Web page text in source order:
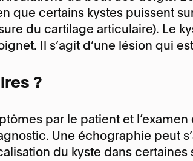
Maladie de Dupuytren
Phlegmon des tendons
fléchisseurs
Rhizarthrose
Tendinite de Quervain
8:00 - 17:30
8:15 - 17:45
que certains kystes puissent
du cartilage articulaire). Le
Il s’agit d’une lésion qui
?
par le patient et l’examen
Une échographie peut
du kyste dans certaines